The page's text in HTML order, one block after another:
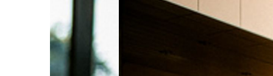
with
slides.
Use
Next